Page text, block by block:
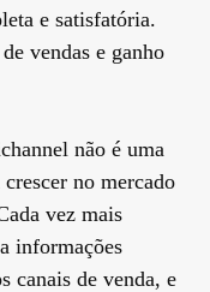
e satisfatória.
vendas e ganho
não é uma
no mercado
vez mais
informações
canais de venda, e